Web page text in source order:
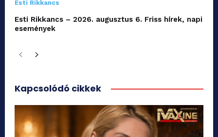
Esti Rikkancs
Esti Rikkancs – 2026. augusztus 6. Friss hírek, napi
események
Kapcsolódó cikkek